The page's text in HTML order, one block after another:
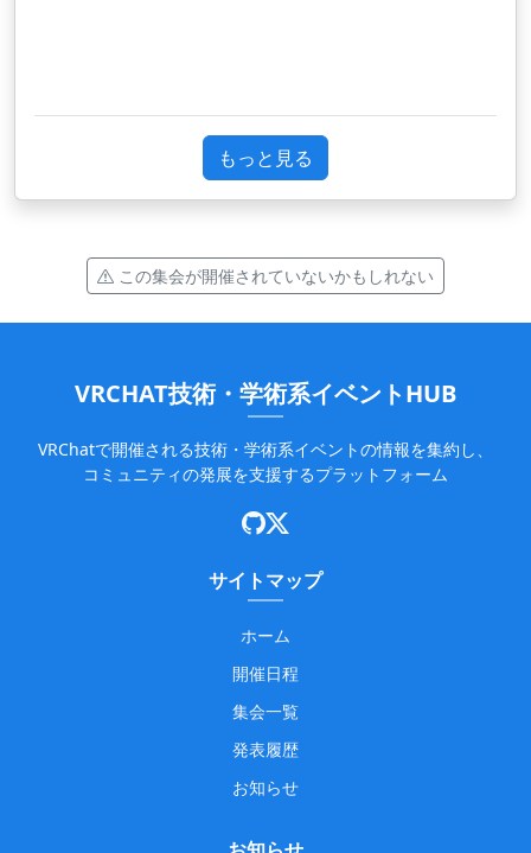
もっと見る
この集会が開催されていないかもしれない
VRCHAT技術・学術系イベントHUB
VRChatで開催される技術・学術系イベントの情報を集約し、
コミュニティの発展を支援するプラットフォーム
サイトマップ
ホーム
開催日程
集会一覧
発表履歴
お知らせ